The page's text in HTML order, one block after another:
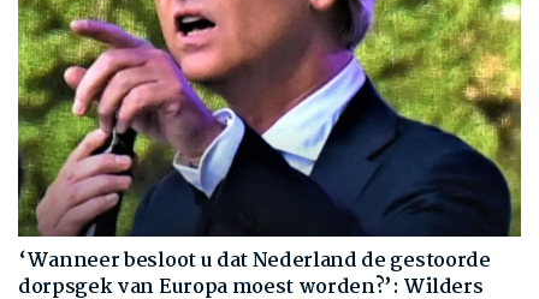
‘Wanneer besloot u dat Nederland de gestoorde
dorpsgek van Europa moest worden?’: Wilders